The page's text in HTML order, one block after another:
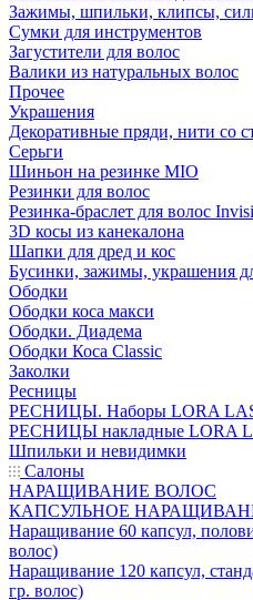
Зажимы, шпильки, клипсы,
Сумки для инструментов
Загустители для волос
Валики из натуральных волос
Прочее
Украшения
Декоративные пряди, нити со
Серьги
Шиньон на резинке MIO
Резинки для волос
Резинка-браслет для волос
3D косы из канекалона
Шапки для дред и кос
Бусинки, зажимы, украшения
Ободки
Ободки коса макси
Ободки. Диадема
Ободки Коса Classic
Заколки
Ресницы
РЕСНИЦЫ. Наборы LORA
РЕСНИЦЫ накладные LORA
Шпильки и невидимки
Салоны
НАРАЩИВАНИЕ ВОЛОС
КАПСУЛЬНОЕ
Наращивание 60 капсул,
волос)
Наращивание 120 капсул,
гр. волос)